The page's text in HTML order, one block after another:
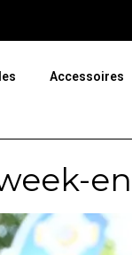
Accessoires